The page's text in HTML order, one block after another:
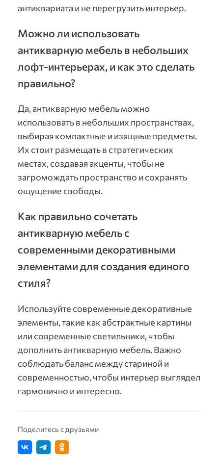
антиквариата и не перегрузить интерьер.
Можно ли использовать
антикварную мебель в небольших
лофт-интерьерах, и как это сделать
правильно?
Да, антикварную мебель можно
использовать в небольших пространствах,
выбирая компактные и изящные предметы.
Их стоит размещать в стратегических
местах, создавая акценты, чтобы не
загромождать пространство и сохранять
ощущение свободы.
Как правильно сочетать
антикварную мебель с
современными декоративными
элементами для создания единого
стиля?
Используйте современные декоративные
элементы, такие как абстрактные картины
или современные светильники, чтобы
дополнить антикварную мебель. Важно
соблюдать баланс между стариной и
современностью, чтобы интерьер выглядел
гармонично и интересно.
Поделитесь с друзьями